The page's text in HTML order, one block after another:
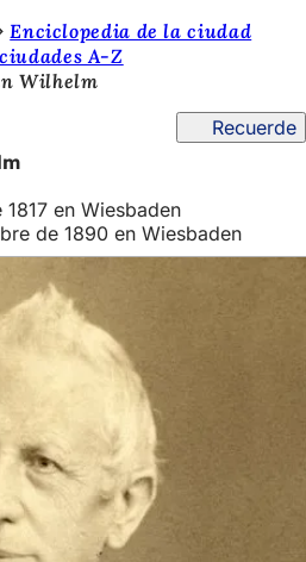
Enciclopedia de la ciudad
A-Z
Wilhelm
Recuerde
en Wiesbaden
de 1890 en Wiesbaden